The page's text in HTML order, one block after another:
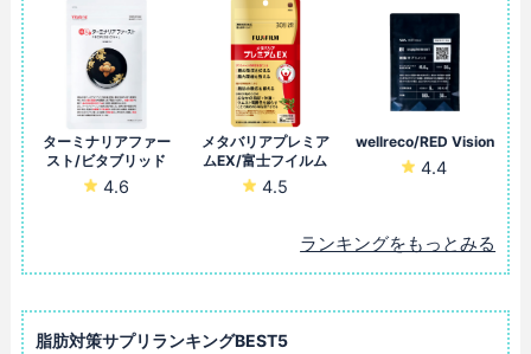
ターミナリアファー
スト/ビタブリッド
4.6
メタバリアプレミア
ムEX/富士フイルム
4.5
wellreco/RED Vision
4.4
ランキングをもっとみる
脂肪対策サプリランキングBEST5